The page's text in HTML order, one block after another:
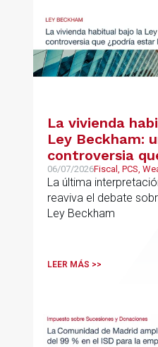
La vivienda
Ley Beckham:
controversia
estar llegando
06/07/2026Fiscal, PCS,
Family
La última
reaviva el debate
Ley Beckham
LEER MÁS >>